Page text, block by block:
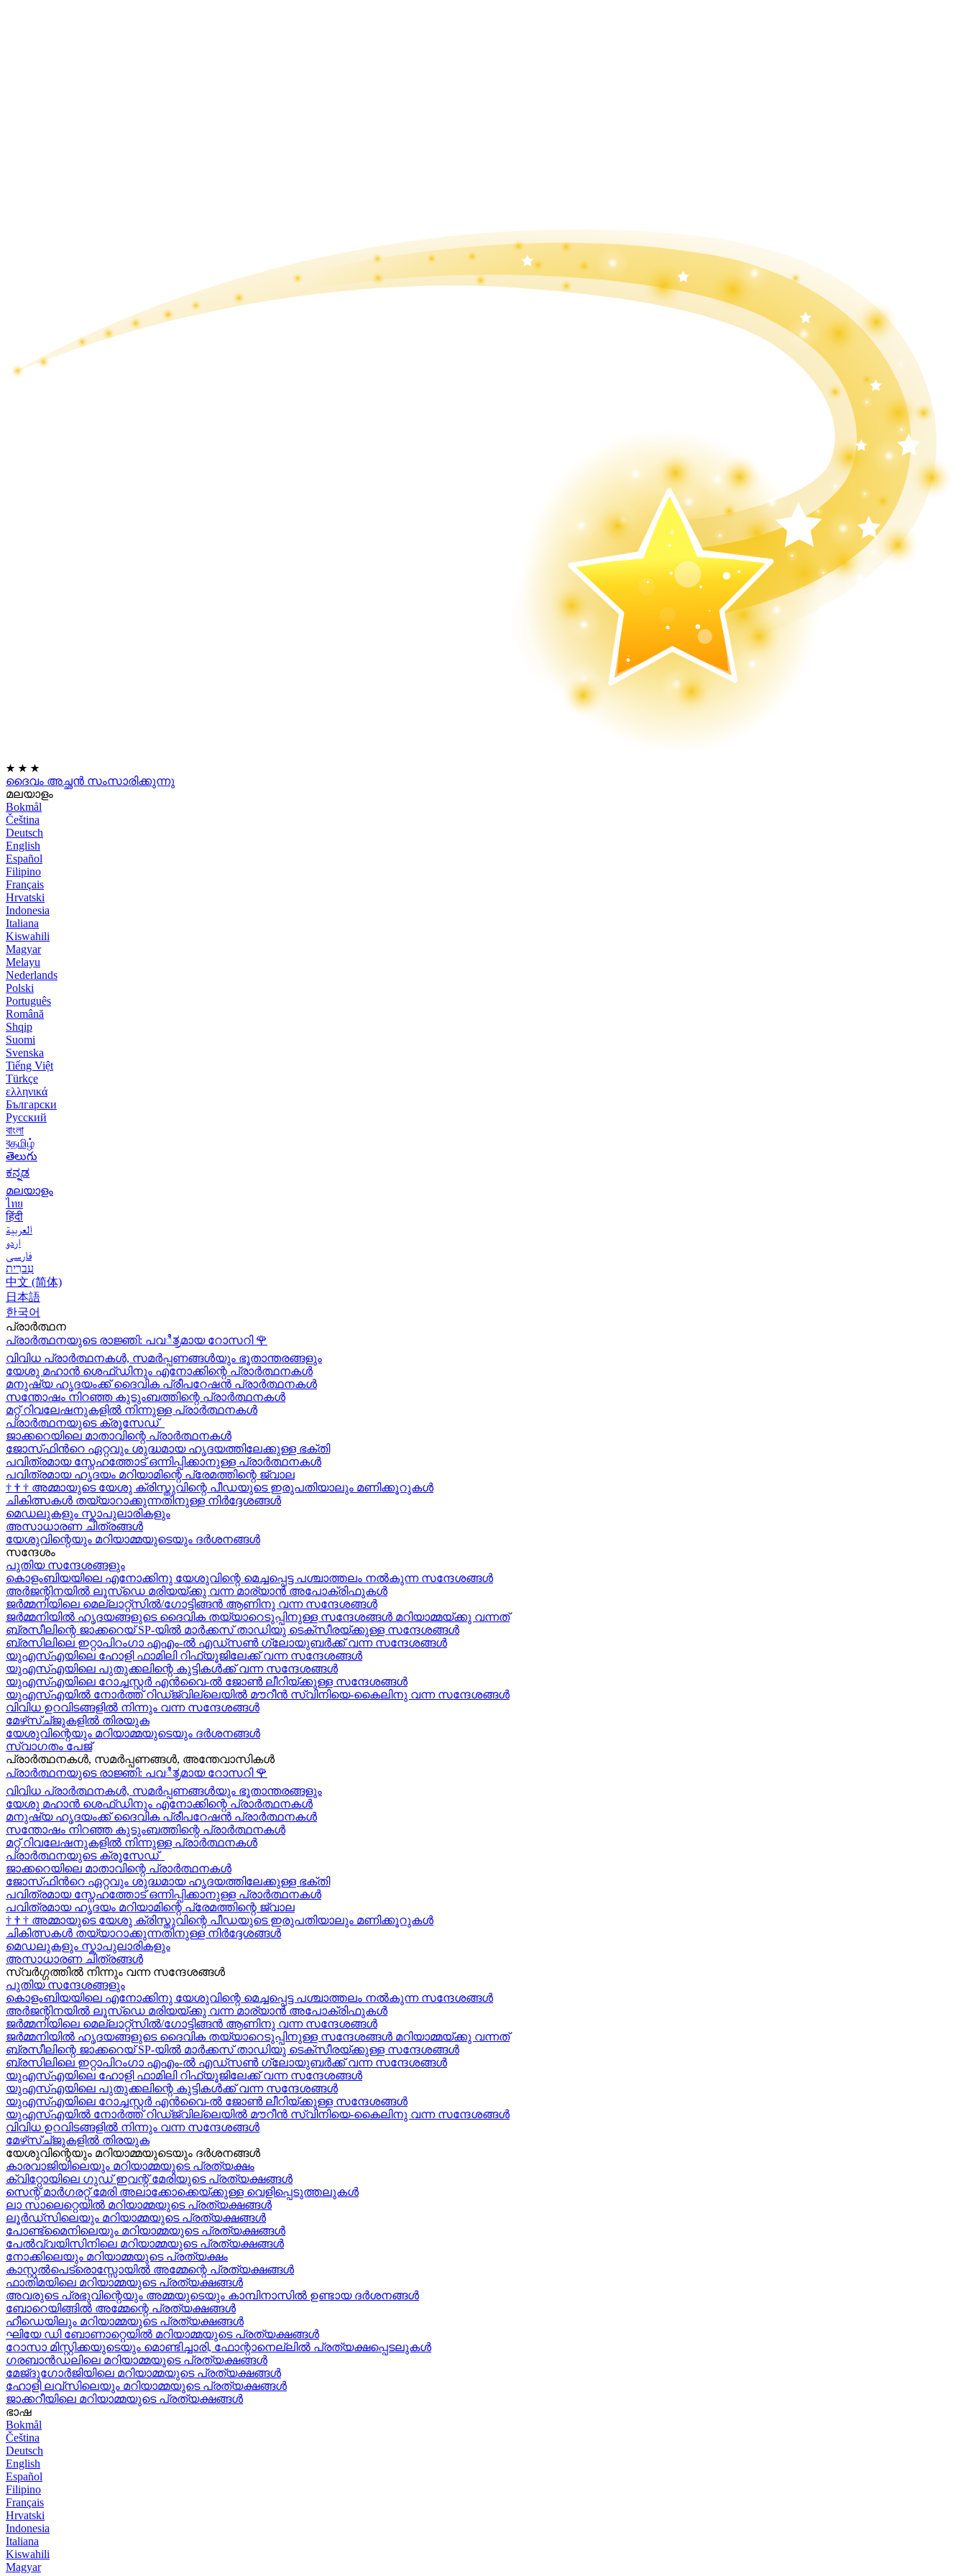
★ ★ ★
ദൈവം അച്ഛൻ സംസാരിക്കുന്നു
മലയാളം
Bokmål
Čeština
Deutsch
English
Español
Filipino
Français
Hrvatski
Indonesia
Italiana
Kiswahili
Magyar
Melayu
Nederlands
Polski
Português
Română
Shqip
Suomi
Svenska
Tiếng Việt
Türkçe
ελληνικά
Български
Русский
বাংলা
বதமிழ்
తెలుగు
ಕನ್ನಡ
മലയാളം
ไทย
हिंदी
العربية
اردو
فارسی
עִברִית
中文 (简体)
日本語
한국어
പ്രാർത്ഥന
പ്രാർത്ഥനയുടെ രാജ്ഞി: പവಿತ್ರമായ റോസറി 🌹
വിവിധ പ്രാർത്ഥനകൾ, സമർപ്പണങ്ങൾയും ഭൂതാന്തരങ്ങളും
യേശു മഹാന്‍ ശെഫ്ഡിനും എനോക്കിന്റെ പ്രാർത്ഥനകള്‍
മനുഷ്യ ഹൃദയംക്ക് ദൈവിക പ്രീപറേഷൻ പ്രാർത്ഥനകൾ
സന്തോഷം നിറഞ്ഞ കുടുംബത്തിന്റെ പ്രാർത്ഥനകള്‍
മറ്റ് റിവലേഷനുകളിൽ നിന്നുള്ള പ്രാർത്ഥനകൾ
പ്രാർത്ഥനയുടെ ക്രൂസേഡ്
ജാക്കറെയിലെ മാതാവിന്റെ പ്രാർത്ഥനകൾ
ജോസ്‌ഫിന്‍റെ ഏറ്റവും ശുദ്ധമായ ഹൃദയത്തിലേക്കുള്ള ഭക്തി
പവിത്രമായ സ്നേഹത്തോട് ഒന്നിപ്പിക്കാനുള്ള പ്രാർത്ഥനകള്‍
പവിത്രമായ ഹൃദയം മറിയാമിന്റെ പ്രേമത്തിന്റെ ജ്വാല
† † † അമ്മായുടെ യേശു ക്രിസ്തുവിന്റെ പീഡയുടെ ഇരുപതിയാലും മണിക്കൂറുകള്‍
ചികിത്സകൾ തയ്യാറാക്കുന്നതിനുള്ള നിർദ്ദേശങ്ങൾ
മെഡലുകളും സ്കാപുലാരികളും
അസാധാരണ ചിത്രങ്ങൾ
യേശുവിന്റെയും മറിയാമ്മയുടെയും ദർശനങ്ങൾ
സന്ദേശം
പുതിയ സന്ദേശങ്ങളും
കൊളംബിയയിലെ എനോക്കിനു യേശുവിന്റെ മെച്ചപ്പെട്ട പശ്ചാത്തലം നൽകുന്ന സന്ദേശങ്ങള്‍
അർജന്റിനയിൽ ലൂസ്ഡെ മരിയയ്ക്കു വന്ന മാര്യാന്‍ അപോക്രിഫുകള്‍
ജർമ്മനിയിലെ മെല്ലാറ്റ്സിൽ/ഗോട്ടിങ്ങൻ ആണിനു വന്ന സന്ദേശങ്ങൾ
ജർമ്മനിയിൽ ഹൃദയങ്ങളുടെ ദൈവിക തയ്യാറെടുപ്പിനുള്ള സന്ദേശങ്ങൾ മറിയാമ്മയ്ക്കു വന്നത്
ബ്രസീലിന്റെ ജാക്കറെയ്‍ SP-യിൽ മാർക്കസ് താഡിയു ടെക്സീരയ്ക്കുള്ള സന്ദേശങ്ങള്‍
ബ്രസിലിലെ ഇറ്റാപിറംഗാ എഎം-ൽ എഡ്സൺ ഗ്ലോയുബർക്ക് വന്ന സന്ദേശങ്ങൾ
യുഎസ്എയിലെ ഹോളി ഫാമിലി റിഫ്യൂജിലേക്ക് വന്ന സന്ദേശങ്ങൾ
യുഎസ്എയിലെ പുതുക്കലിന്റെ കുട്ടികള്‍ക്ക് വന്ന സന്ദേശങ്ങള്‍
യുഎസ്എയിലെ റോച്ചസ്റ്റർ എൻവൈ-ൽ ജോൺ ലീറിയ്ക്കുള്ള സന്ദേശങ്ങൾ
യുഎസ്എയിൽ നോർത്ത് റിഡ്ജ്വില്ലെയിൽ മൗറീൻ സ്വിനിയെ-കൈലിനു വന്ന സന്ദേശങ്ങള്‍
വിവിധ ഉറവിടങ്ങളിൽ നിന്നും വന്ന സന്ദേശങ്ങൾ
മേഴ്‍സ്ച്ജുകളിൽ തിരയുക
യേശുവിന്റെയും മറിയാമ്മയുടെയും ദർശനങ്ങൾ
സ്വാഗതം പേജ്
പ്രാർത്ഥനകൾ, സമർപ്പണങ്ങൾ, അന്തേവാസികൾ
പ്രാർത്ഥനയുടെ രാജ്ഞി: പവಿತ್ರമായ റോസറി 🌹
വിവിധ പ്രാർത്ഥനകൾ, സമർപ്പണങ്ങൾയും ഭൂതാന്തരങ്ങളും
യേശു മഹാന്‍ ശെഫ്ഡിനും എനോക്കിന്റെ പ്രാർത്ഥനകള്‍
മനുഷ്യ ഹൃദയംക്ക് ദൈവിക പ്രീപറേഷൻ പ്രാർത്ഥനകൾ
സന്തോഷം നിറഞ്ഞ കുടുംബത്തിന്റെ പ്രാർത്ഥനകള്‍
മറ്റ് റിവലേഷനുകളിൽ നിന്നുള്ള പ്രാർത്ഥനകൾ
പ്രാർത്ഥനയുടെ ക്രൂസേഡ്
ജാക്കറെയിലെ മാതാവിന്റെ പ്രാർത്ഥനകൾ
ജോസ്‌ഫിന്‍റെ ഏറ്റവും ശുദ്ധമായ ഹൃദയത്തിലേക്കുള്ള ഭക്തി
പവിത്രമായ സ്നേഹത്തോട് ഒന്നിപ്പിക്കാനുള്ള പ്രാർത്ഥനകള്‍
പവിത്രമായ ഹൃദയം മറിയാമിന്റെ പ്രേമത്തിന്റെ ജ്വാല
† † † അമ്മായുടെ യേശു ക്രിസ്തുവിന്റെ പീഡയുടെ ഇരുപതിയാലും മണിക്കൂറുകള്‍
ചികിത്സകൾ തയ്യാറാക്കുന്നതിനുള്ള നിർദ്ദേശങ്ങൾ
മെഡലുകളും സ്കാപുലാരികളും
അസാധാരണ ചിത്രങ്ങൾ
സ്വര്‍ഗ്ഗത്തിൽ നിന്നും വന്ന സന്ദേശങ്ങള്‍
പുതിയ സന്ദേശങ്ങളും
കൊളംബിയയിലെ എനോക്കിനു യേശുവിന്റെ മെച്ചപ്പെട്ട പശ്ചാത്തലം നൽകുന്ന സന്ദേശങ്ങള്‍
അർജന്റിനയിൽ ലൂസ്ഡെ മരിയയ്ക്കു വന്ന മാര്യാന്‍ അപോക്രിഫുകള്‍
ജർമ്മനിയിലെ മെല്ലാറ്റ്സിൽ/ഗോട്ടിങ്ങൻ ആണിനു വന്ന സന്ദേശങ്ങൾ
ജർമ്മനിയിൽ ഹൃദയങ്ങളുടെ ദൈവിക തയ്യാറെടുപ്പിനുള്ള സന്ദേശങ്ങൾ മറിയാമ്മയ്ക്കു വന്നത്
ബ്രസീലിന്റെ ജാക്കറെയ്‍ SP-യിൽ മാർക്കസ് താഡിയു ടെക്സീരയ്ക്കുള്ള സന്ദേശങ്ങള്‍
ബ്രസിലിലെ ഇറ്റാപിറംഗാ എഎം-ൽ എഡ്സൺ ഗ്ലോയുബർക്ക് വന്ന സന്ദേശങ്ങൾ
യുഎസ്എയിലെ ഹോളി ഫാമിലി റിഫ്യൂജിലേക്ക് വന്ന സന്ദേശങ്ങൾ
യുഎസ്എയിലെ പുതുക്കലിന്റെ കുട്ടികള്‍ക്ക് വന്ന സന്ദേശങ്ങള്‍
യുഎസ്എയിലെ റോച്ചസ്റ്റർ എൻവൈ-ൽ ജോൺ ലീറിയ്ക്കുള്ള സന്ദേശങ്ങൾ
യുഎസ്എയിൽ നോർത്ത് റിഡ്ജ്വില്ലെയിൽ മൗറീൻ സ്വിനിയെ-കൈലിനു വന്ന സന്ദേശങ്ങള്‍
വിവിധ ഉറവിടങ്ങളിൽ നിന്നും വന്ന സന്ദേശങ്ങൾ
മേഴ്‍സ്ച്ജുകളിൽ തിരയുക
യേശുവിന്റെയും മറിയാമ്മയുടെയും ദർശനങ്ങൾ
കാരവാജിയിലെയും മറിയാമ്മയുടെ പ്രത്യക്ഷം
ക്വിറ്റോയിലെ ഗുഡ് ഇവന്റ് മേരിയുടെ പ്രത്യക്ഷങ്ങൾ
സെന്റ് മാർഗരറ്റ് മേരി അലാക്കോക്കെയ്ക്കുള്ള വെളിപ്പെടുത്തലുകൾ
ലാ സാലെറ്റെയിൽ മറിയാമ്മയുടെ പ്രത്യക്ഷങ്ങൾ
ലൂർഡ്സിലെയും മറിയാമ്മയുടെ പ്രത്യക്ഷങ്ങൾ
പോണ്ട്മൈനിലെയും മറിയാമ്മയുടെ പ്രത്യക്ഷങ്ങൾ
പേൽവ്വയിസിനിലെ മറിയാമ്മയുടെ പ്രത്യക്ഷങ്ങൾ
നോക്കിലെയും മറിയാമ്മയുടെ പ്രത്യക്ഷം
കാസ്റ്റൽപെട്രൊസ്സോയിൽ അമ്മേന്റെ പ്രത്യക്ഷങ്ങൾ
ഫാതിമയിലെ മറിയാമ്മയുടെ പ്രത്യക്ഷങ്ങൾ
അവരുടെ പ്രഭുവിന്റെയും അമ്മയുടെയും കാമ്പിനാസിൽ ഉണ്ടായ ദർശനങ്ങൾ
ബോറെയിങ്ങിൽ അമ്മേന്റെ പ്രത്യക്ഷങ്ങൾ
ഹീഡെയിലും മറിയാമ്മയുടെ പ്രത്യക്ഷങ്ങൾ
ഘിയേ ഡി ബോണാറ്റെയിൽ മറിയാമ്മയുടെ പ്രത്യക്ഷങ്ങൾ
റോസാ മിസ്റ്റിക്കയുടെയും മൊണ്ടിച്ചാരി, ഫോന്റാനെല്ലിൽ പ്രത്യക്ഷപ്പെടലുകൾ
ഗരബാൻഡലിലെ മറിയാമ്മയുടെ പ്രത്യക്ഷങ്ങൾ
മേജ്ദുഗോർജിയിലെ മറിയാമ്മയുടെ പ്രത്യക്ഷങ്ങൾ
ഹോളി ലവ്‌സിലെയും മറിയാമ്മയുടെ പ്രത്യക്ഷങ്ങൾ
ജാക്കറീയിലെ മറിയാമ്മയുടെ പ്രത്യക്ഷങ്ങൾ
ഭാഷ
Bokmål
Čeština
Deutsch
English
Español
Filipino
Français
Hrvatski
Indonesia
Italiana
Kiswahili
Magyar